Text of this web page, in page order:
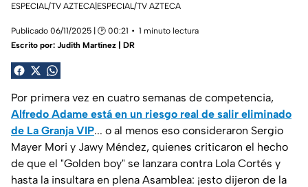
ESPECIAL/TV AZTECA|ESPECIAL/TV AZTECA
Publicado 06/11/2025 | 🕑 00:21
1 minuto lectura
Escrito por: Judith Martínez | DR
Por primera vez en cuatro semanas de competencia,
Alfredo Adame está en un riesgo real de salir eliminado
de La Granja VIP... o al menos eso consideraron Sergio
Mayer Mori y Jawy Méndez, quienes criticaron el hecho
de que el "Golden boy" se lanzara contra Lola Cortés y
hasta la insultara en plena Asamblea: ¡esto dijeron de la